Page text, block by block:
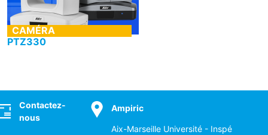
CAMÉRA
PTZ330
Contactez-
nous
Ampiric
Aix-Marseille Université - Inspé